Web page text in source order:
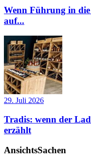
Wenn Führung in
auf...
29. Juli 2026
Tradis: wenn der
erzählt
AnsichtsSachen